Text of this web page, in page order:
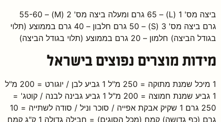
ביצה מס' 1 (L) – 65 גרם ומעלה ביצה מס' 2 (M) – 55-60
גרם ביצה מס' 3 (S) – 50 גרם חלבון – 40 גרם בממוצע (תלוי
בגודל הביצה) חלמון – 20 גרם בממוצע (תלוי בגודל הביצה)
מידות מוצרים נפוצים בישראל
1 מיכל שמנת מתוקה = 250 מ"ל 1 גביע לבן / יוגורט = 200 מ"ל
1 גביע שמנת חמוצה = 200 מ"ל 1 גביע גבינה לבנה / קוטג' =
250 גרם 1 שקיק אבקת אפייה / סוכר וניל / סודה לשתייה = 10
גרם (כף גדושה) קמח (מכל הסוגים) = חבילה גדולה 1 ק"ג קמח